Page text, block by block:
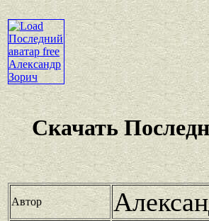
Скачать
Автор